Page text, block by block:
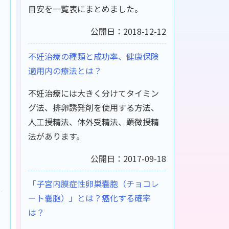
目安を一覧表にまとめました。
公開日：2018-12-12
不妊治療の種類と成功率、健康保険
適用内の療法とは？
不妊治療には大きく分けてタイミン
グ法、排卵誘発剤を使用する方法、
人工授精法、体外受精法、顕微授精
法があります。
公開日：2017-09-18
「子宮内膜症性卵巣嚢胞（チョコレ
ート嚢胞）」とは？癌化する確率
は？